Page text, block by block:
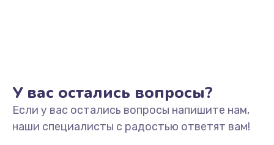
2000 руб.
Заказать
У вас остались вопросы?
Если у вас остались вопросы напишите нам,
наши специалисты с радостью ответят вам!